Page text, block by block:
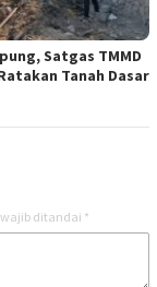
Satgas TMMD
Tanah Dasar
wajib ditandai *